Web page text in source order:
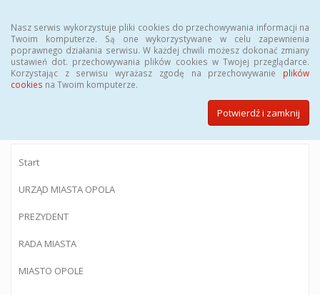
Nasz serwis wykorzystuje pliki cookies do przechowywania informacji na
Twoim komputerze. Są one wykorzystywane w celu zapewnienia
poprawnego działania serwisu. W każdej chwili możesz dokonać zmiany
ustawień dot. przechowywania plików cookies w Twojej przeglądarce.
Korzystając z serwisu wyrażasz zgodę na przechowywanie plików
cookies na Twoim komputerze.
Potwierdź i zamknij
BIULETYN INFORMACJI PUBLICZNEJ
Urzędu Miasta Opola
Start
URZĄD MIASTA OPOLA
PREZYDENT
RADA MIASTA
MIASTO OPOLE